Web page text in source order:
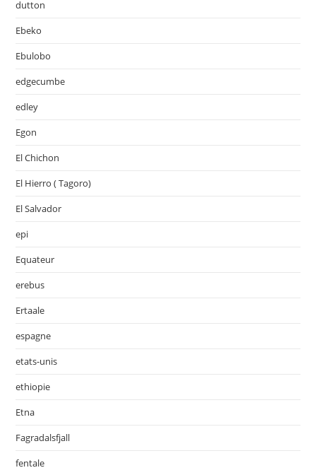
dutton
Ebeko
Ebulobo
edgecumbe
edley
Egon
El Chichon
El Hierro ( Tagoro)
El Salvador
epi
Equateur
erebus
Ertaale
espagne
etats-unis
ethiopie
Etna
Fagradalsfjall
fentale